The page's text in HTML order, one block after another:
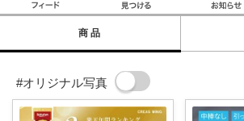
商品
#オリジナル写真